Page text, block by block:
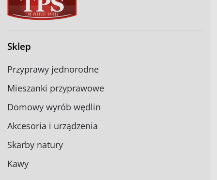
Sklep
Przyprawy jednorodne
Mieszanki przyprawowe
Domowy wyrób wędlin
Akcesoria i urządzenia
Skarby natury
Kawy